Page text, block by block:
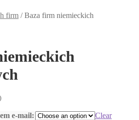
firm /Baza firm niemieckich
e-mail:
Clear